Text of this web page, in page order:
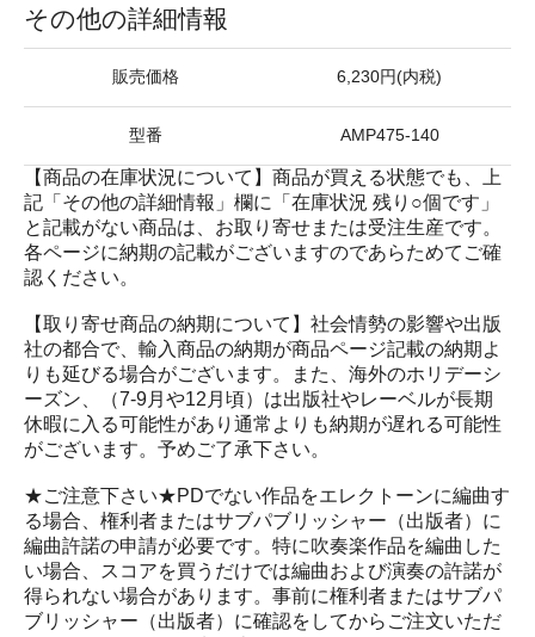
その他の詳細情報
販売価格 6,230円(内税)
型番 AMP475-140
【商品の在庫状況について】商品が買える状態でも、上
記「その他の詳細情報」欄に「在庫状況 残り○個です」
と記載がない商品は、お取り寄せまたは受注生産です。
各ページに納期の記載がございますのであらためてご確
認ください。
【取り寄せ商品の納期について】社会情勢の影響や出版
社の都合で、輸入商品の納期が商品ページ記載の納期よ
りも延びる場合がございます。また、海外のホリデーシ
ーズン、（7-9月や12月頃）は出版社やレーベルが長期
休暇に入る可能性があり通常よりも納期が遅れる可能性
がございます。予めご了承下さい。
★ご注意下さい★PDでない作品をエレクトーンに編曲す
る場合、権利者またはサブパブリッシャー（出版者）に
編曲許諾の申請が必要です。特に吹奏楽作品を編曲した
い場合、スコアを買うだけでは編曲および演奏の許諾が
得られない場合があります。事前に権利者またはサブパ
ブリッシャー（出版者）に確認をしてからご注文いただ